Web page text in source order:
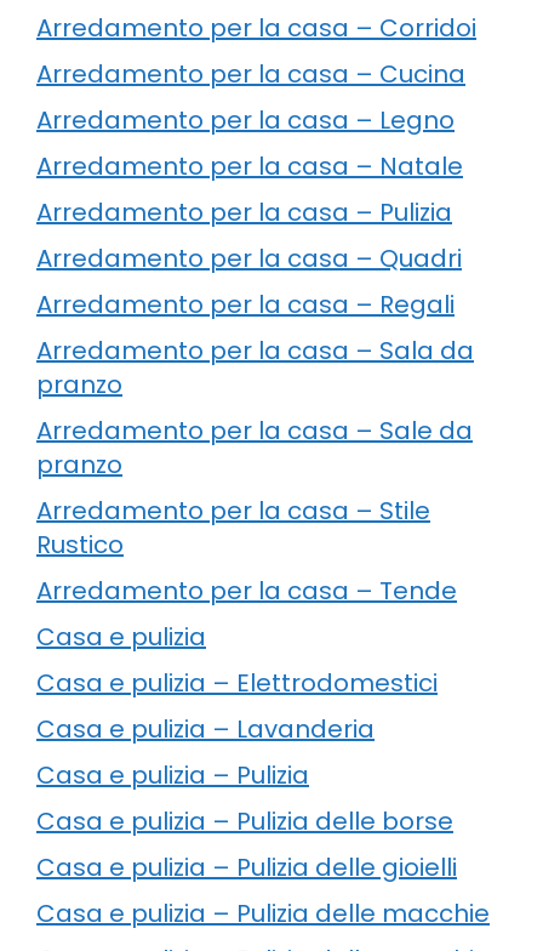
Arredamento per la casa – Corridoi
Arredamento per la casa – Cucina
Arredamento per la casa – Legno
Arredamento per la casa – Natale
Arredamento per la casa – Pulizia
Arredamento per la casa – Quadri
Arredamento per la casa – Regali
Arredamento per la casa – Sala da
pranzo
Arredamento per la casa – Sale da
pranzo
Arredamento per la casa – Stile
Rustico
Arredamento per la casa – Tende
Casa e pulizia
Casa e pulizia – Elettrodomestici
Casa e pulizia – Lavanderia
Casa e pulizia – Pulizia
Casa e pulizia – Pulizia delle borse
Casa e pulizia – Pulizia delle gioielli
Casa e pulizia – Pulizia delle macchie